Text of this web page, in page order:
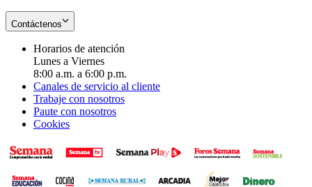
Contáctenos
Horarios de atención
Lunes a Viernes
8:00 a.m. a 6:00 p.m.
Canales de servicio al cliente
Trabaje con nosotros
Paute con nosotros
Cookies